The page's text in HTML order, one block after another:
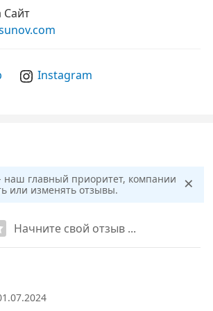
Сайт
Instagram
наш главный приоритет, компании
или изменять отзывы.
×
Начните свой отзыв ...